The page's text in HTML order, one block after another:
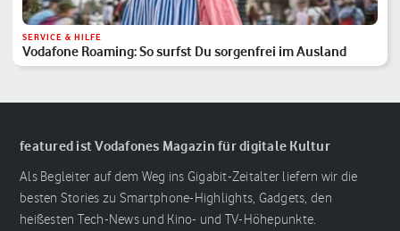
SERVICE & HILFE
Vodafone Roaming: So surfst Du sorgenfrei im Ausland
featured ist Vodafones Magazin für digitale Kultur
Als Begleiter auf dem Weg ins Gigabit-Zeitalter liefern wir die
besten Stories zu Smartphone-Highlights, Gadgets, den
heißesten Tech-News und Kino- und TV-Höhepunkte.